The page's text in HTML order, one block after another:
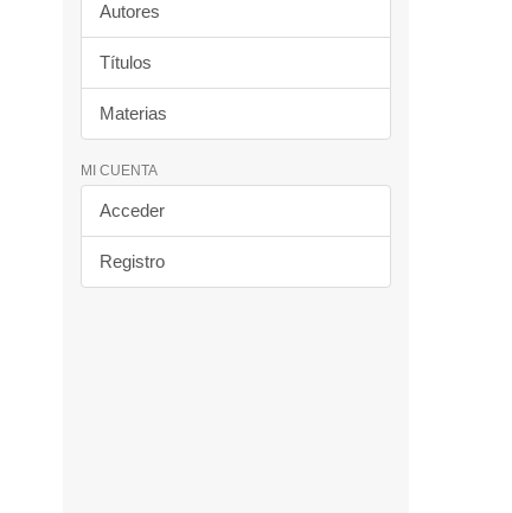
Autores
Títulos
Materias
MI CUENTA
Acceder
Registro